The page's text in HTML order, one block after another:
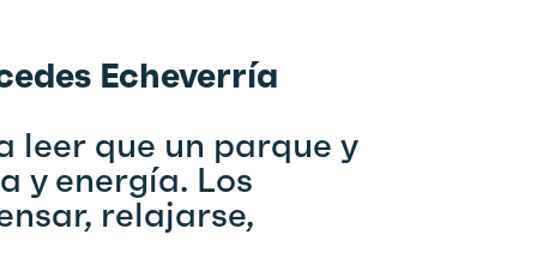
Echeverría
leer que un parque y
y energía. Los
relajarse,